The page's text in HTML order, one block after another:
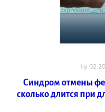
Синдром отмены
сколько длится при